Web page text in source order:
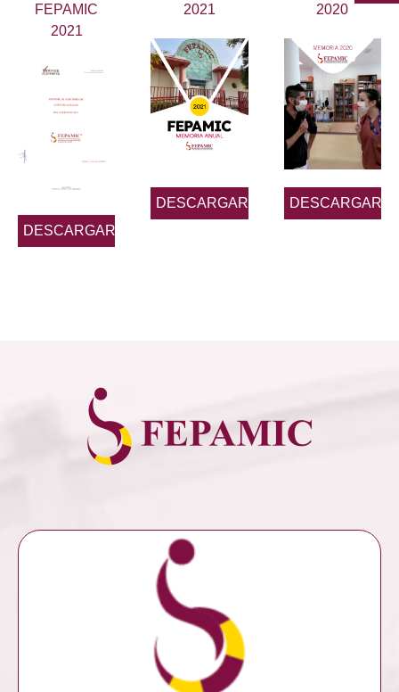
FEPAMIC
2021
DESCARGAR
2021
DESCARGAR
2020
DESCARGAR
NOSOTROS
MÁS INFORMACIÓN